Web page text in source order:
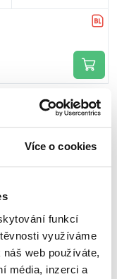
Více o cookies
funkcí
využíváme
web používáte,
média, inzerci a
Balení
ks
Balení
pro